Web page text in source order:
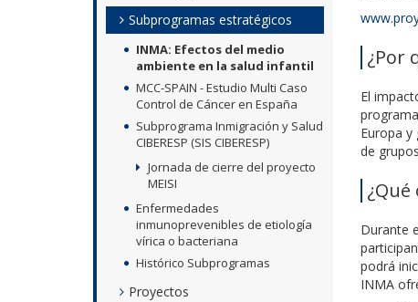
¿Por
El
Europa
de
¿Qué
Durante
podrá
INMA
Subprogramas estratégicos
INMA: Efectos del medio
ambiente en la salud infantil
MCC-SPAIN - Estudio Multi Caso
Control de Cáncer en España
Subprograma Inmigración y Salud
CIBERESP (SIS CIBERESP)
Jornada de cierre del proyecto
MEISI
Enfermedades
inmunoprevenibles de etiología
vírica o bacteriana
Histórico Subprogramas
Proyectos